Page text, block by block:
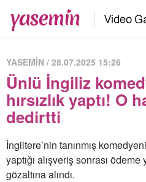
YASEMİN / 28.07.2025 15:26
Ünlü İngiliz
hırsızlık yaptı! O
dedirtti
İngiltere’nin tanınmış
yaptığı alışveriş sonrası
gözaltına alındı.